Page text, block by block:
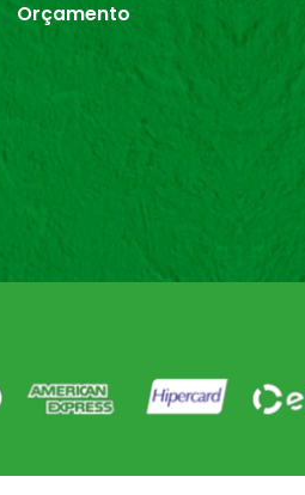
Orçamento